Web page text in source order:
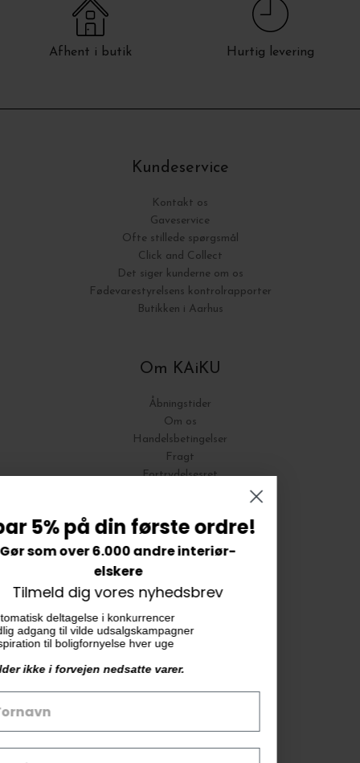
Afhent i butik Hurtig levering
Kundeservice
Kontakt os
Gaveservice
Ofte stillede spørgsmål
Click and Collect
Det siger kunderne om os
Fødevarestyrelsens kontrolrapporter
Butikken i Aarhus
Om KAiKU
Åbningstider
Om os
Handelsbetingelser
Fragt
Fortrydelsesret
Vores butik
KAiKU ApS
Langdalsvej 46, bygning 7
8220 Brabrand
Tlf. 33 11 19 07
CVR-nr. 30715349
Spar 5% på din første ordre!
Gør som over 6.000 andre interiør-
Tilmeld dig vores nyhedsbrev
▪️ Automatisk deltagelse i konkurrencer
▪️ Tidlig adgang til vilde udsalgskampagner
▪️ Inspiration til boligfornyelse hver uge
Gælder ikke i forvejen nedsatte varer.